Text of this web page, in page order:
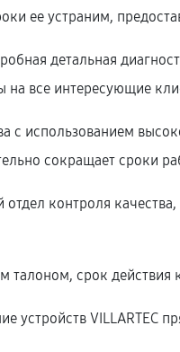
ее устраним,
детальная
на все интересующие
с использованием
сокращает сроки
контроля
срок действия
устройств VILLARTEC